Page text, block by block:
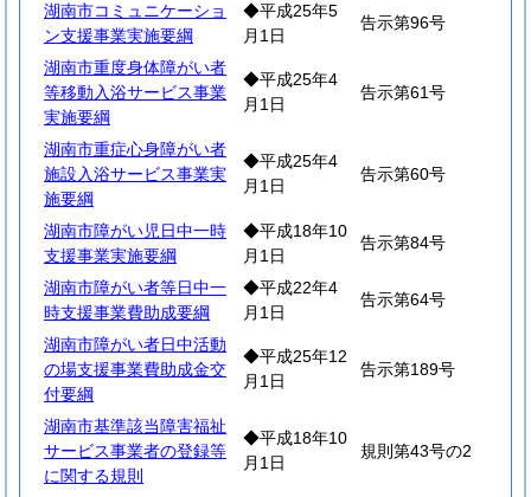
湖南市コミュニケーショ
ン支援事業実施要綱
◆平成25年5
月1日
告示第96号
湖南市重度身体障がい者
等移動入浴サービス事業
実施要綱
◆平成25年4
月1日
告示第61号
湖南市重症心身障がい者
施設入浴サービス事業実
施要綱
◆平成25年4
月1日
告示第60号
湖南市障がい児日中一時
支援事業実施要綱
◆平成18年10
月1日
告示第84号
湖南市障がい者等日中一
時支援事業費助成要綱
◆平成22年4
月1日
告示第64号
湖南市障がい者日中活動
の場支援事業費助成金交
付要綱
◆平成25年12
月1日
告示第189号
湖南市基準該当障害福祉
サービス事業者の登録等
に関する規則
◆平成18年10
月1日
規則第43号の2